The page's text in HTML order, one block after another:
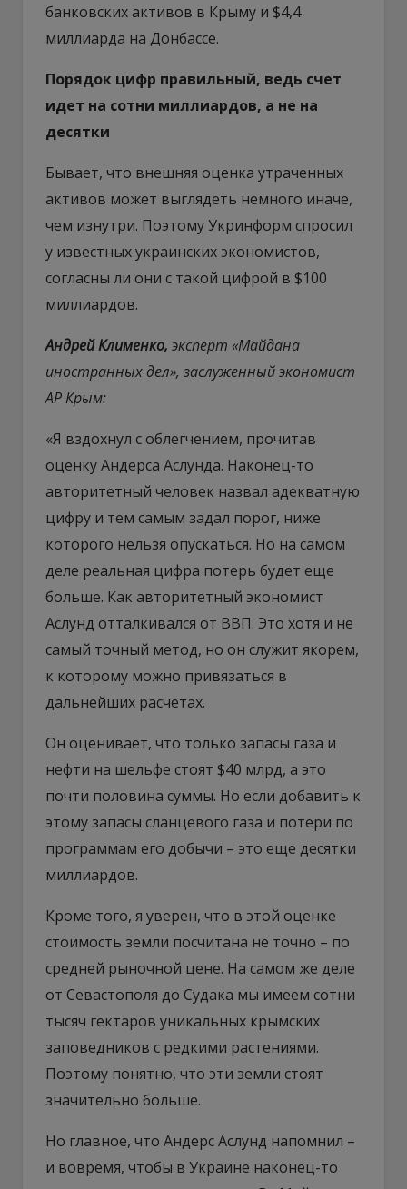
банковских активов в Крыму и $4,4
миллиарда на Донбассе.
Порядок цифр правильный, ведь счет
идет на сотни миллиардов, а не на
десятки
Бывает, что внешняя оценка утраченных
активов может выглядеть немного иначе,
чем изнутри. Поэтому Укринформ спросил
у известных украинских экономистов,
согласны ли они с такой цифрой в $100
миллиардов.
Андрей Клименко, эксперт «Майдана
иностранных дел», заслуженный экономист
АР Крым:
«Я вздохнул с облегчением, прочитав
оценку Андерса Аслунда. Наконец-то
авторитетный человек назвал адекватную
цифру и тем самым задал порог, ниже
которого нельзя опускаться. Но на самом
деле реальная цифра потерь будет еще
больше. Как авторитетный экономист
Аслунд отталкивался от ВВП. Это хотя и не
самый точный метод, но он служит якорем,
к которому можно привязаться в
дальнейших расчетах.
Он оценивает, что только запасы газа и
нефти на шельфе стоят $40 млрд, а это
почти половина суммы. Но если добавить к
этому запасы сланцевого газа и потери по
программам его добычи – это еще десятки
миллиардов.
Кроме того, я уверен, что в этой оценке
стоимость земли посчитана не точно – по
средней рыночной цене. На самом же деле
от Севастополя до Судака мы имеем сотни
тысяч гектаров уникальных крымских
заповедников с редкими растениями.
Поэтому понятно, что эти земли стоят
значительно больше.
Но главное, что Андерс Аслунд напомнил –
и вовремя, чтобы в Украине наконец-то